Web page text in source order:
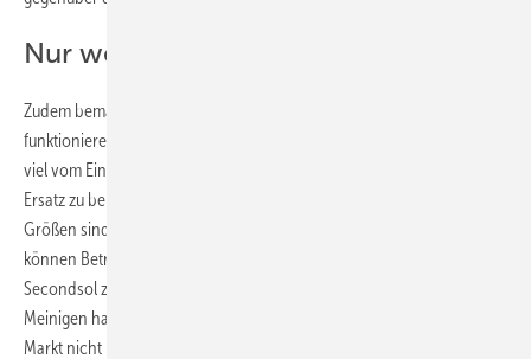
Nur wenige Ersatzmodule am Markt
Zudem bemängelt Martin Schachinger das Fehlen eines
funktionierenden Ersatzteilmanagements. Die Hersteller halten nicht
viel vom Einlagern abgekündigter Module, um im Falle eines Schadens
Ersatz zu bekommen. Denn Module mit ständig neuen Solarzellen und
Größen sind mit älteren Paneelen selten kompatibel. Immerhin
können Betriebsführer und Handwerker auf Angebote wie die von
Secondsol zurückgreifen. Denn das Unternehmen im thüringischen
Meinigen hat einen riesigen Vorrat an Solarmodulen angelegt, die am
Markt nicht mehr zu bekommen sind.